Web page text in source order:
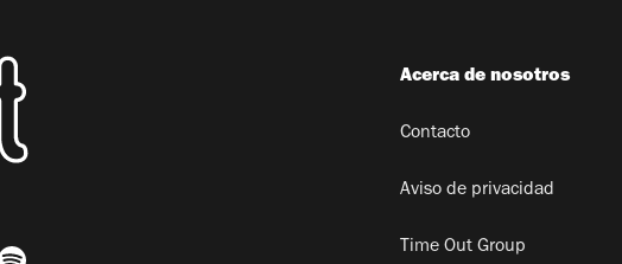
Acerca de nosotros
Contacto
Aviso de privacidad
Time Out Group